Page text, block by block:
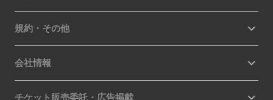
規約・その他
会社情報
チケット販売委託・広告掲載